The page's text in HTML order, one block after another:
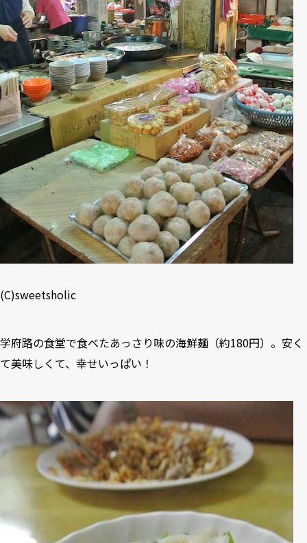
(C)sweetsholic
学府路の食堂で食べたあっさり味の海鮮麺（約180円）。安く
て美味しくて、幸せいっぱい！